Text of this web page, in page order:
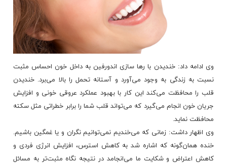
وی ادامه داد: خندیدن با رها سازی اندورفین به داخل خون احساس مثبت
نسبت به زندگی به وجود می‌آورد و آستانه تحمل را بالا می‌برد. خندیدن
قلب را محافظت می‌کند این کار با بهبود عملکرد عروقی خونی و افزایش
جریان خون انجام می‌گیرد که می‌تواند قلب شما را برابر خطراتی مثل سکته
محافظت نماید.
وی اظهار داشت: زمانی که می‌خندیم نمی‌توانیم نگران و یا غمگین باشیم.
خنده‌ همان‌گونه که اشاره شد به کاهش استرس، افزایش انرژی فردی و
کاهش اعتراض و شکایت ما می‌انجامد در نتیجه نگاه مثبت‌تر به مسائل